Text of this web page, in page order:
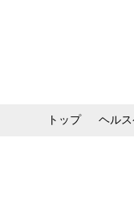
トップ ヘル